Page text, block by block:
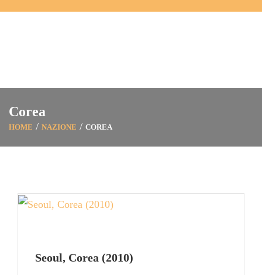
Corea
HOME NAZIONE COREA
Seoul, Corea (2010)